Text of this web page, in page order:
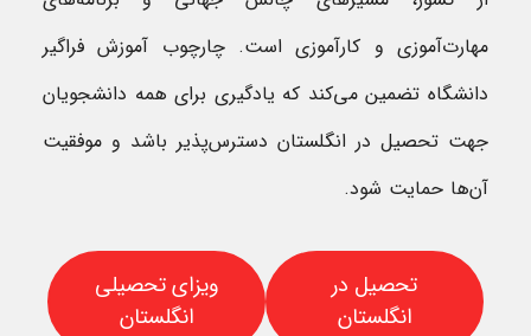
مهارت‌آموزی و کارآموزی است. چارچوب آموزش فراگیر
دانشگاه تضمین می‌کند که یادگیری برای همه دانشجویان
جهت تحصیل در انگلستان دسترس‌پذیر باشد و موفقیت
آن‌ها حمایت شود.
تحصیل در
انگلستان
ویزای تحصیلی
انگلستان